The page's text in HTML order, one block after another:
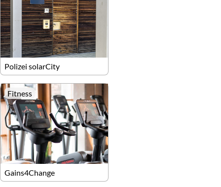
Polizei solarCity
Fitness
Gains4Change